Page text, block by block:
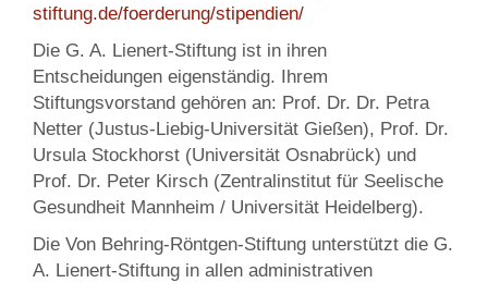
stiftung.de/foerderung/stipendien/
Die G. A. Lienert-Stiftung ist in ihren
Entscheidungen eigenständig. Ihrem
Stiftungsvorstand gehören an: Prof. Dr. Dr. Petra
Netter (Justus-Liebig-Universität Gießen), Prof. Dr.
Ursula Stockhorst (Universität Osnabrück) und
Prof. Dr. Peter Kirsch (Zentralinstitut für Seelische
Gesundheit Mannheim / Universität Heidelberg).
Die Von Behring-Röntgen-Stiftung unterstützt die G.
A. Lienert-Stiftung in allen administrativen